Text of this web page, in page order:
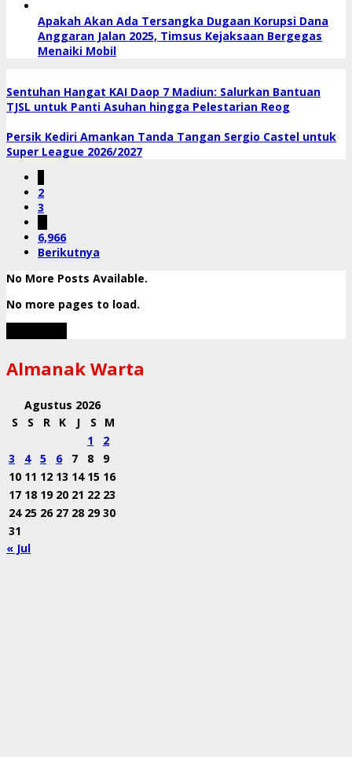
Apakah Akan Ada Tersangka Dugaan Korupsi Dana
Anggaran Jalan 2025, Timsus Kejaksaan Bergegas
Menaiki Mobil
Sentuhan Hangat KAI Daop 7 Madiun: Salurkan Bantuan
TJSL untuk Panti Asuhan hingga Pelestarian Reog
Persik Kediri Amankan Tanda Tangan Sergio Castel untuk
Super League 2026/2027
2
3
6,966
Berikutnya
No More Posts Available.
No more pages to load.
Almanak Warta
Agustus 2026
S
S R K J S
M
1
2
3
4 5 6 7 8
9
10 11 12 13 14 15 16
17 18 19 20 21 22 23
24 25 26 27 28 29 30
31
« Jul